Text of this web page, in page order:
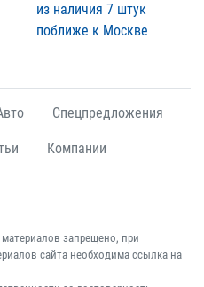
из наличия 7 штук
поближе к Москве
Спецпредложения
Компании
запрещено, при
сайта необходима ссылка на